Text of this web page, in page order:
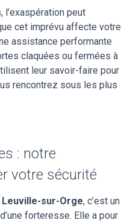
l’exaspération peut
cet imprévu affecte votre
assistance performante
claquées ou fermées à
leur savoir-faire pour
rencontrez sous les plus
: notre
votre sécurité
Leuville-sur-Orge, c’est un
forteresse. Elle a pour